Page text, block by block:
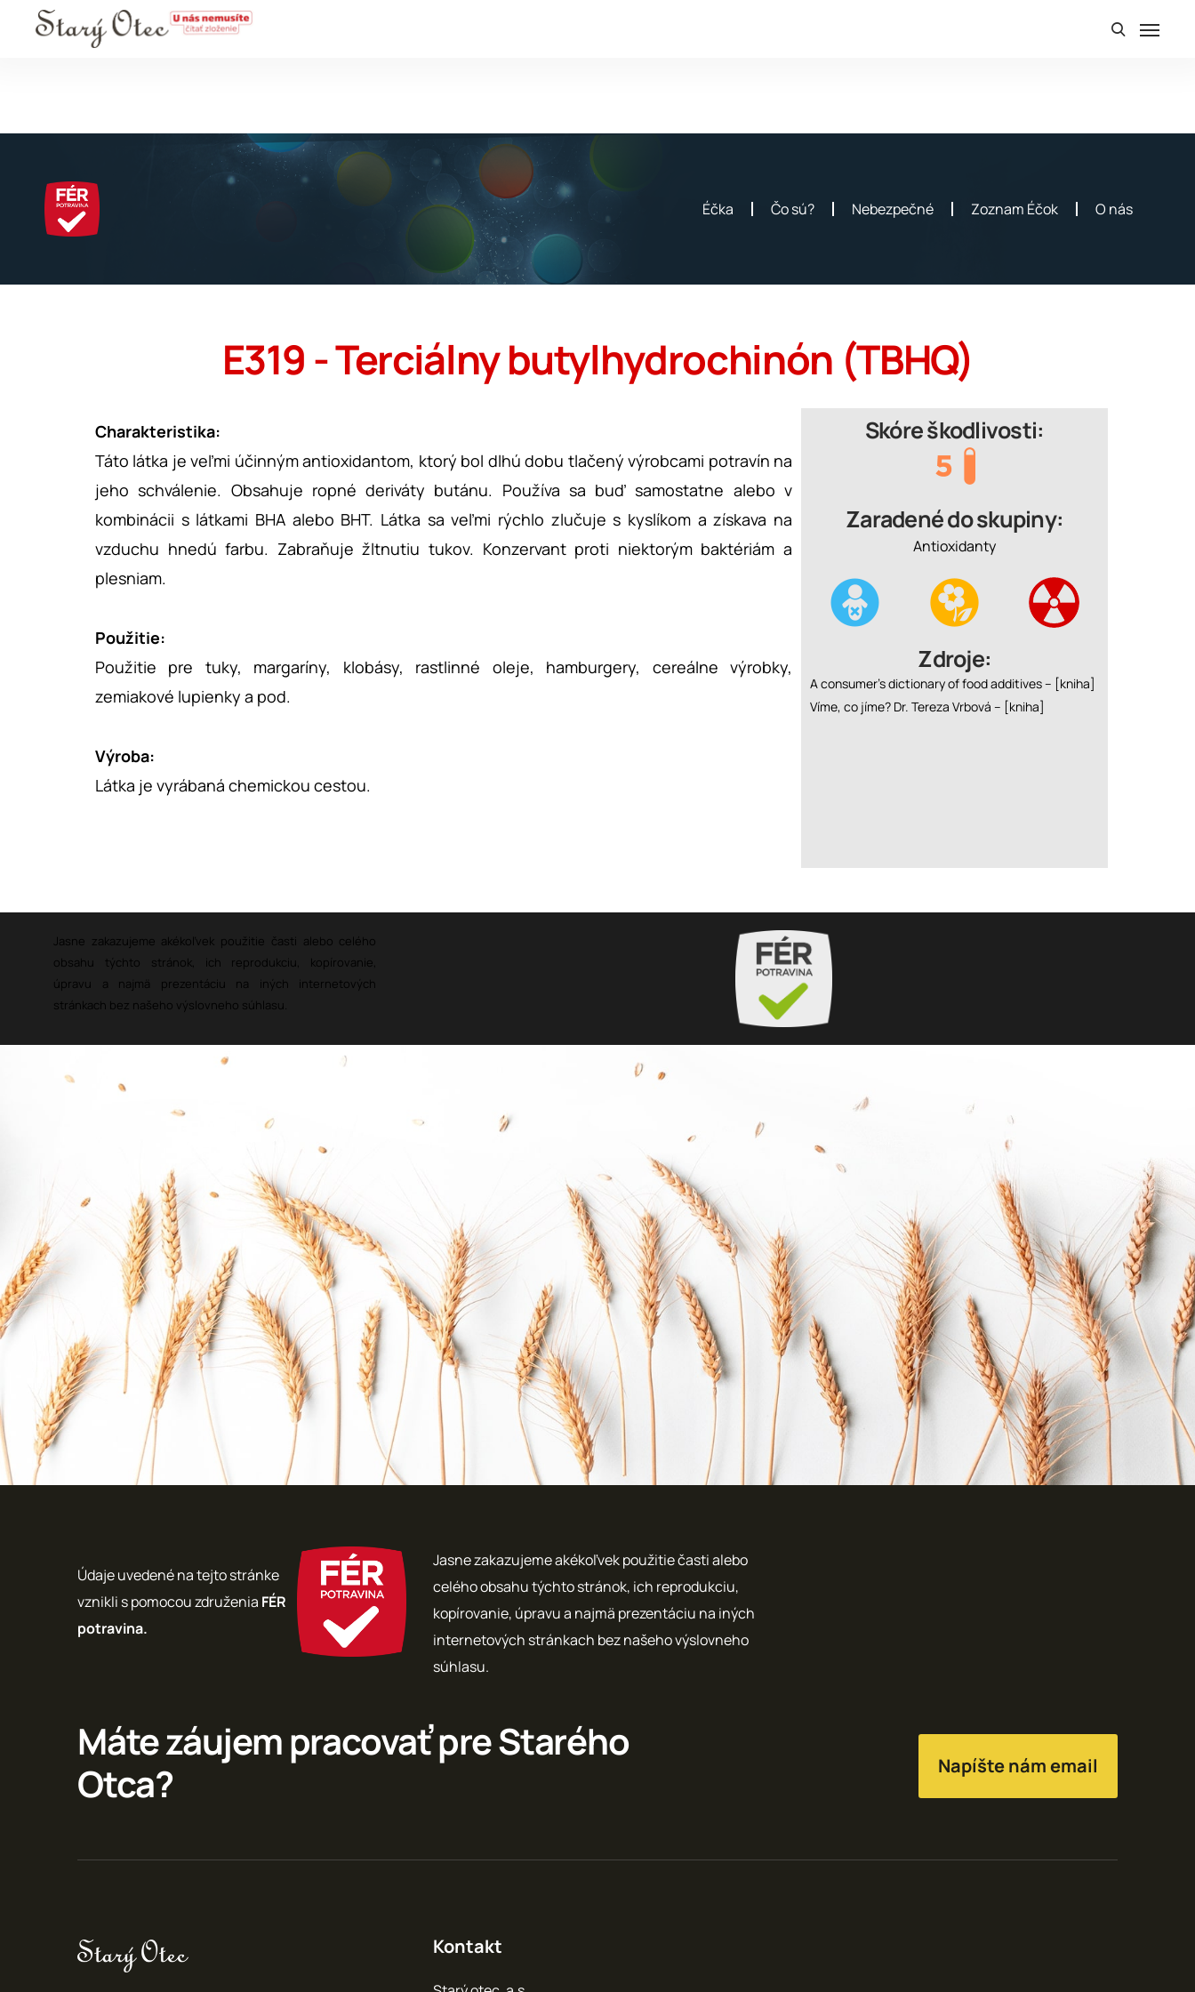
Éčka Čo sú? Nebezpečné Zoznam Éčok O nás
E319 - Terciálny butylhydrochinón (TBHQ)
Charakteristika:
Táto látka je veľmi účinným antioxidantom, ktorý bol dlhú dobu tlačený výrobcami potravín na
jeho schválenie. Obsahuje ropné deriváty butánu. Používa sa buď samostatne alebo v
kombinácii s látkami BHA alebo BHT. Látka sa veľmi rýchlo zlučuje s kyslíkom a získava na
vzduchu hnedú farbu. Zabraňuje žltnutiu tukov. Konzervant proti niektorým baktériám a
plesniam.
Použitie:
Použitie pre tuky, margaríny, klobásy, rastlinné oleje, hamburgery, cereálne výrobky,
zemiakové lupienky a pod.
Výroba:
Látka je vyrábaná chemickou cestou.
Skóre škodlivosti:
Zaradené do skupiny:
Antioxidanty
Zdroje:
A consumer’s dictionary of food additives – [kniha]
Víme, co jíme? Dr. Tereza Vrbová – [kniha]
Jasne zakazujeme akékoľvek použitie časti alebo celého
obsahu týchto stránok, ich reprodukciu, kopírovanie,
úpravu a najmä prezentáciu na iných internetových
stránkach bez našeho výslovneho súhlasu.
Údaje uvedené na tejto stránke
vznikli s pomocou združenia FÉR
potravina.
Jasne zakazujeme akékoľvek použitie časti alebo
celého obsahu týchto stránok, ich reprodukciu,
kopírovanie, úpravu a najmä prezentáciu na iných
internetových stránkach bez našeho výslovneho
súhlasu.
Máte záujem pracovať pre Starého
Otca?
Napíšte nám email
Kontakt